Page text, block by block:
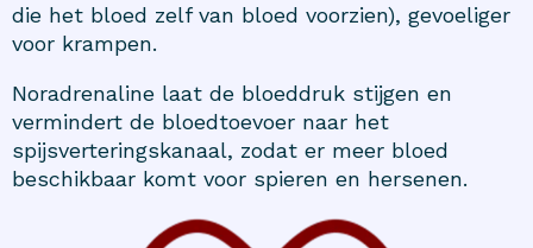
die het bloed zelf van bloed voorzien), gevoeliger
voor krampen.
Noradrenaline laat de bloeddruk stijgen en
vermindert de bloedtoevoer naar het
spijsverteringskanaal, zodat er meer bloed
beschikbaar komt voor spieren en hersenen.